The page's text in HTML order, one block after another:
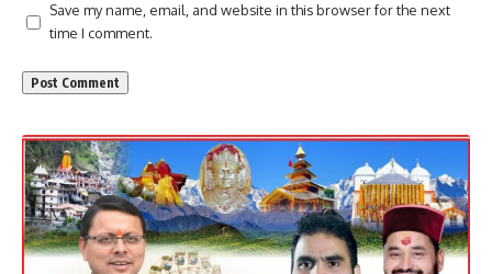
Save my name, email, and website in this browser for the next
time I comment.